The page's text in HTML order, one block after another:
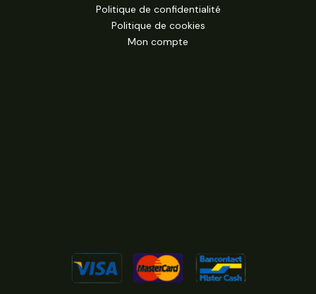
Politique de confidentialité
Politique de cookies
Mon compte